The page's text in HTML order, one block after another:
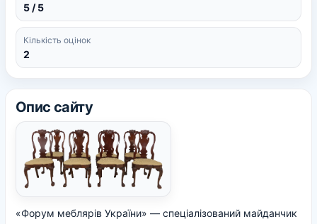
5 / 5
Кількість оцінок
2
Опис сайту
«Форум меблярів України» — спеціалізований майданчик